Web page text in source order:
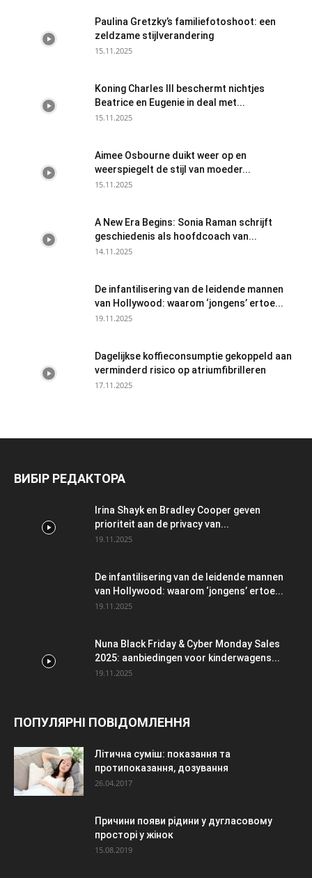
Paulina Gretzky’s familiefotoshoot: een
zeldzame stijlverandering
15.11.2025
Koning Charles III beschermt nichtjes
Beatrice en Eugenie in deal met...
15.11.2025
Aimee Osbourne duikt weer op en
weerspiegelt de stijl van moeder...
15.11.2025
A New Era Begins: Sonia Raman schrijft
geschiedenis als hoofdcoach van...
14.11.2025
De infantilisering van de leidende mannen
van Hollywood: waarom ‘jongens’ ertoe...
19.11.2025
Dagelijkse koffieconsumptie gekoppeld aan
verminderd risico op atriumfibrilleren
17.11.2025
ВИБІР РЕДАКТОРА
Irina Shayk en Bradley Cooper geven
prioriteit aan de privacy van...
19.11.2025
De infantilisering van de leidende mannen
van Hollywood: waarom ‘jongens’ ertoe...
19.11.2025
Nuna Black Friday & Cyber Monday Sales
2025: aanbiedingen voor kinderwagens...
19.11.2025
ПОПУЛЯРНІ ПОВІДОМЛЕННЯ
Літична суміш: показання та
протипоказання, дозування
26.04.2017
Причини появи рідини у дугласовому
просторі у жінок
15.08.2019